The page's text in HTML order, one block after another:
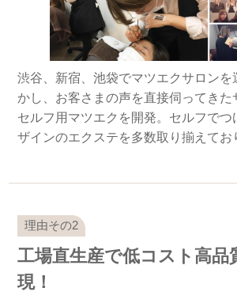
渋谷、新宿、池袋でマツエクサロンを
かし、お客さまの声を直接伺ってきた
セルフ用マツエクを開発。セルフで
ザインのエクステを多数取り揃えてお
工場直生産で低コスト高品
現！